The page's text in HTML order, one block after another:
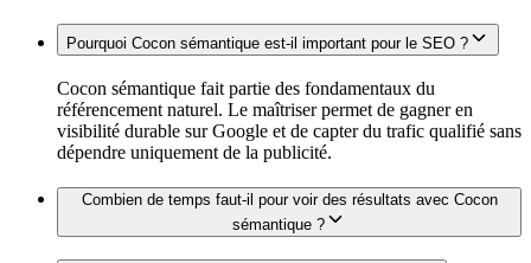
Pourquoi Cocon sémantique est-il important pour le SEO ?
Cocon sémantique fait partie des fondamentaux du
référencement naturel. Le maîtriser permet de gagner en
visibilité durable sur Google et de capter du trafic qualifié sans
dépendre uniquement de la publicité.
Combien de temps faut-il pour voir des résultats avec Cocon
sémantique ?